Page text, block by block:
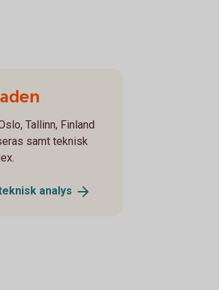
Tallinn, Finland
samt teknisk
analys